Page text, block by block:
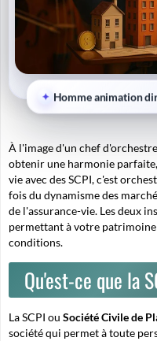
Homme animation
À l'image d'un chef
obtenir une harmonie
vie avec des SCPI, c'est
fois du dynamisme des
de l'assurance-vie. Les deux
permettant à votre
conditions.
Qu'est-ce que la
La SCPI ou Société Civile de
société qui permet à toute